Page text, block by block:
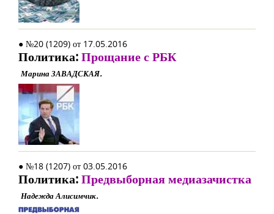
● №20 (1209) от 17.05.2016
Политика:Прощание с РБК
Марина ЗАВАДСКАЯ.
● №18 (1207) от 03.05.2016
Политика:Предвыборная медиазачистка
Надежда Алисимчик.